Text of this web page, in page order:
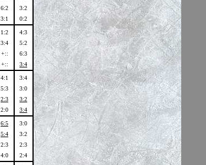
6:2
3:1
3:2
0:2
1:2
3:4
+::
+::
4:3
5:2
6:3
3:4
4:1
5:3
2:3
2:0
3:4
3:0
3:2
3:4
6:5
5:4
2:3
4:0
3:0
3:2
2:3
2:4